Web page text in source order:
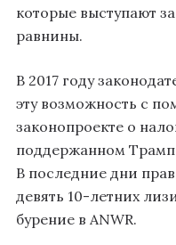
которые выступают
равнины.
В 2017 году
эту возможность с
законопроекте о
поддержанном
В последние дни
девять 10-летних
бурение в ANWR.